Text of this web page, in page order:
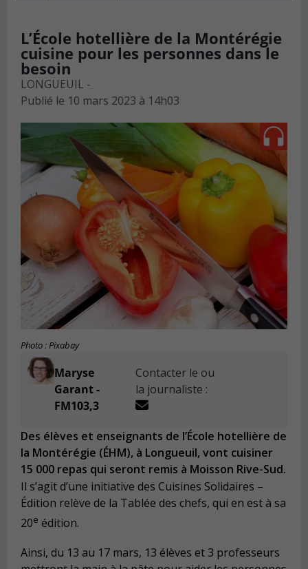
L’École hotellière de la Montérégie
cuisine pour les personnes dans le
besoin
LONGUEUIL -
Publié le 10 mars 2023 à 14h03
Photo : Pixabay
Maryse
Garant -
FM103,3
Contacter le ou
la journaliste :
Des élèves et enseignants de l’École hotellière de
la Montérégie (ÉHM), à Longueuil, vont cuisiner
15 000 repas qui seront remis à Moisson Rive-Sud.
Il s’agit d’une initiative des Cuisines Solidaires –
Édition relève de la Tablée des chefs, qui en est à sa
20e édition.
Ainsi, du 13 au 17 mars, 13 élèves et 3 professeurs